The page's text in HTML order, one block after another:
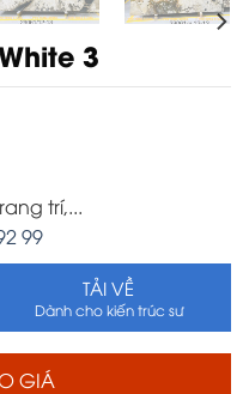
3
trí,...
99
TẢI VỀ
Dành cho kiến trúc sư
GIÁ